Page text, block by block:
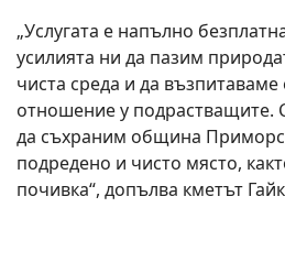
„Услугата е напълно
усилията ни да пазим
чиста среда и да
отношение у
да съхраним община
подредено и чисто място,
почивка“, допълва кметът